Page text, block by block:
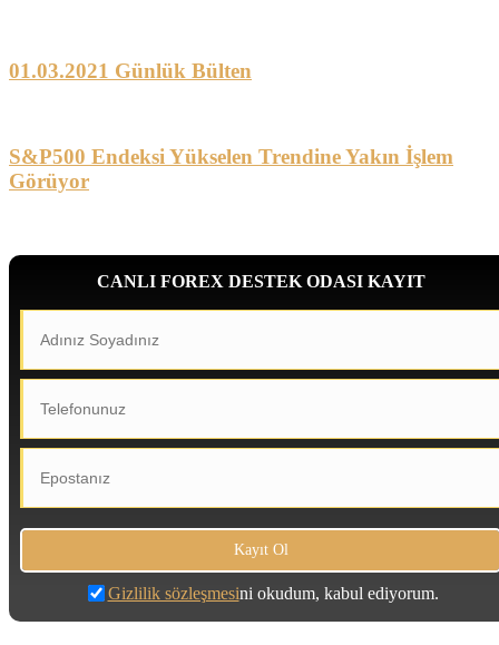
01.03.2021 Günlük Bülten
S&P500 Endeksi Yükselen Trendine Yakın İşlem
Görüyor
CANLI FOREX DESTEK ODASI KAYIT
Gizlilik sözleşmesini okudum, kabul ediyorum.